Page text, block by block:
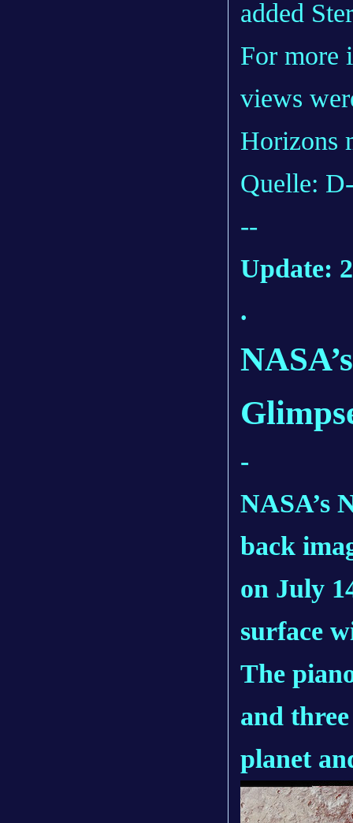
added
For more
views
Horizons
Quelle:
--
Update:
.
-
NASA’s
back
on July
surface
The
and
planet